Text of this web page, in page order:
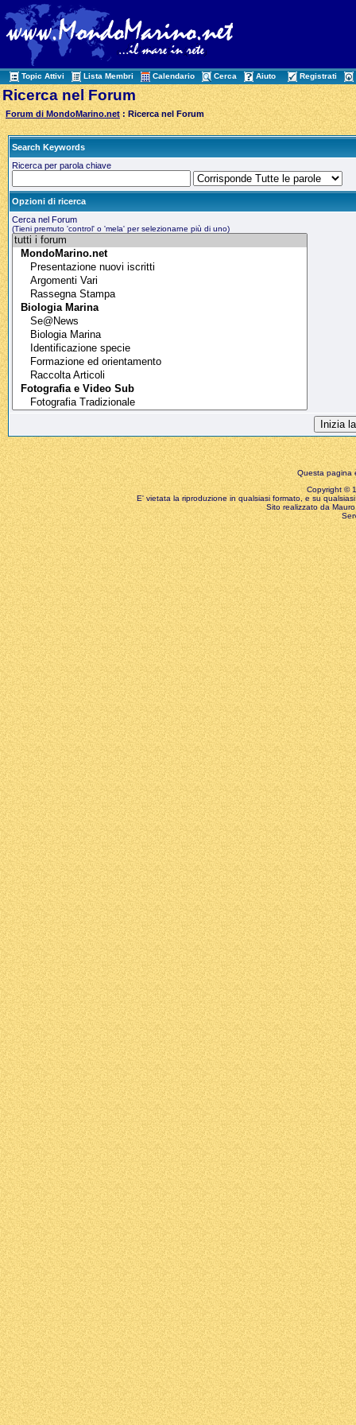
Topic Attivi Lista Membri Calendario Cerca Aiuto Registrati
Ricerca nel Forum
Forum di MondoMarino.net : Ricerca nel Forum
Search Keywords
Ricerca per parola chiave
Opzioni di ricerca
Cerca nel Forum
(Tieni premuto 'control' o 'mela' per selezionarne più di uno)
Questa pagina
Copyright ©
E' vietata la riproduzione in qualsiasi formato, e su
Sito realizzato da